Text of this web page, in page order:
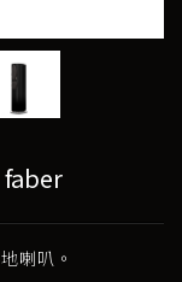
喇叭。